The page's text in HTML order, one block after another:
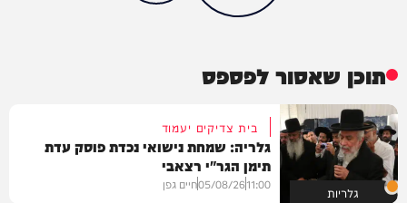
תוכן שאסור לפספס
גלריות
בית צדיקים יעמוד
גלריה: שמחת נישואי נכדת פוסק עדת
תימן הגר"י רצאבי
11:00
05/08/26חיים גפן